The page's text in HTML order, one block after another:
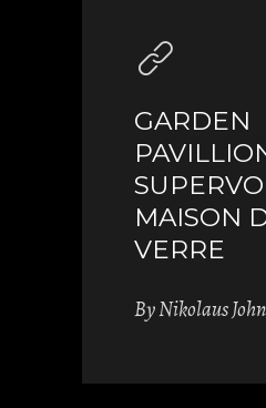
GARDEN
MAISON
VERRE
ByNikolaus